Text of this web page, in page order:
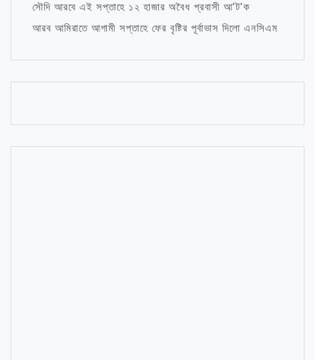
সৌদি আরবে এই সপ্তাহে ১২ হাজার অবৈধ প্রবাসী আ’ট’ক
আরব আমিরাতে আগামী সপ্তাহে ফের বৃষ্টির পূর্বাভাস দিলো এনসিএম